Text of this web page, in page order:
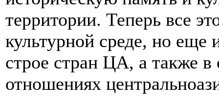
территории. Теперь все
культурной среде, но еще
строе стран ЦА, а также в
отношениях